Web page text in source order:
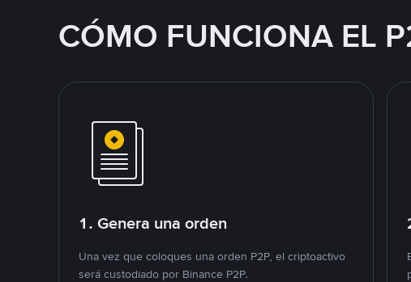
CÓMO FUNCIONA EL
1. Genera una orden
Una vez que coloques una orden P2P, el criptoactivo
será custodiado por Binance P2P.